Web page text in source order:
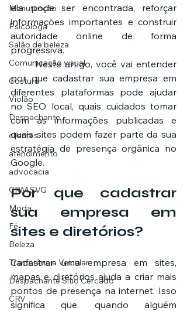
Manutenção
Psicóloga
Salão de beleza
Comunicação visual
Costura
Violão
Despachante
clientes
atendimento
advocacia
CRM SVG
Moda
Fé
Beleza
Tranferência Veicular
Despachante Sítio Cercado
CRV
ela pode ser encontrada, reforçar
informações importantes e construir
autoridade online de forma
progressiva.
	Neste artigo, você vai entender
por que cadastrar sua empresa em
diferentes plataformas pode ajudar
no SEO local, quais cuidados tomar
com as informações publicadas e
quais sites podem fazer parte da sua
estratégia de presença orgânica no
Google.
Por que cadastrar
sua empresa em
sites e diretórios?
Cadastrar uma empresa em sites,
mapas e diretórios ajuda a criar mais
pontos de presença na internet. Isso
significa que, quando alguém